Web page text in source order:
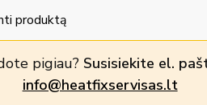
produktą
pigiau? Susisiekite el.
info@heatfixservisas.lt